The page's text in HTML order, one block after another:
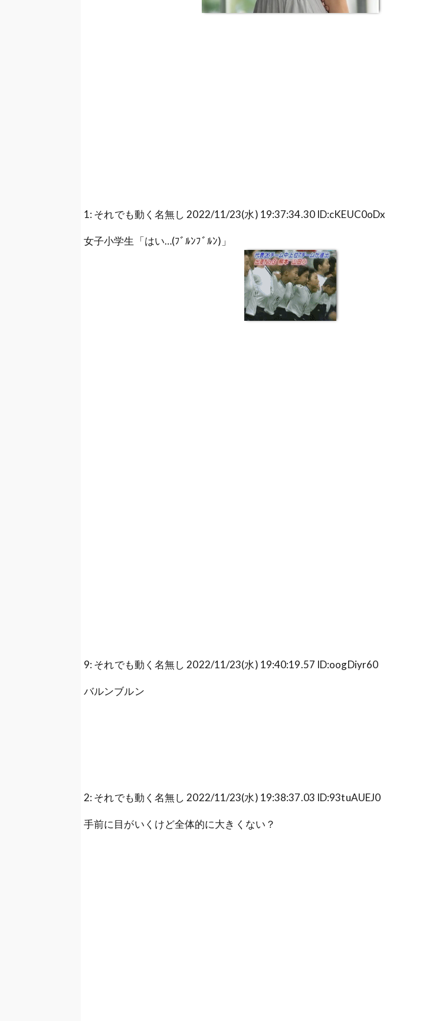
1: それでも動く名無し 2022/11/23(水) 19:37:34.30 ID:cKEUC0oDx
女子小学生「はい…(ﾌﾞﾙﾝﾌﾞﾙﾝ)」
9: それでも動く名無し 2022/11/23(水) 19:40:19.57 ID:oogDiyr60
バルンブルン
2: それでも動く名無し 2022/11/23(水) 19:38:37.03 ID:93tuAUEJ0
手前に目がいくけど全体的に大きくない？